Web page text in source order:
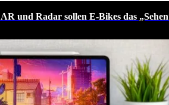
und Radar sollen E-Bikes das